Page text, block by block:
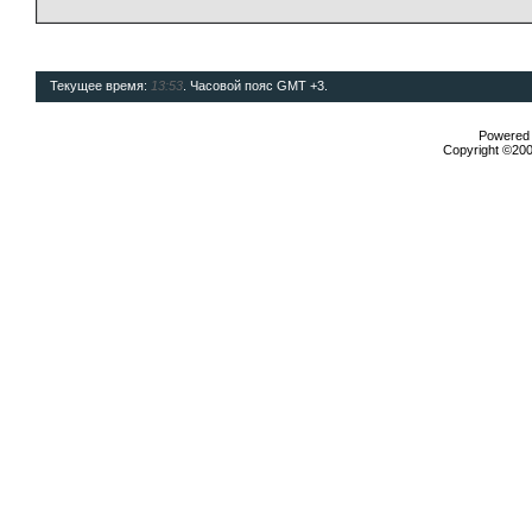
Текущее время: 13:53 . Часовой пояс GMT +3.
Copyright